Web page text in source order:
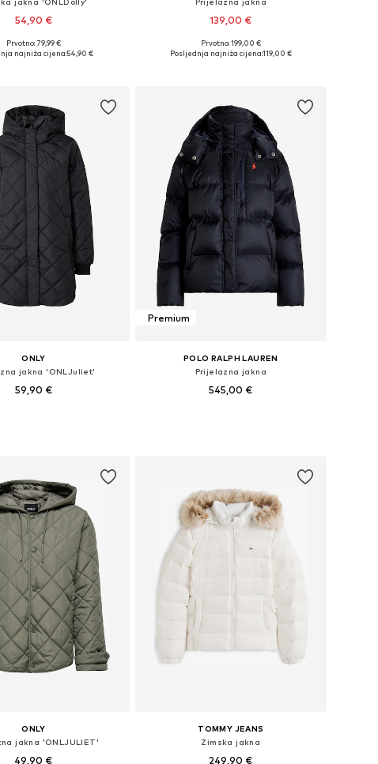
54,90 €
XXS, XS, S, M, L, XL
Prvotno: 79,99 €
najniža cijena:54,90 €
139,00 €
Dostupno u više veličina
Prvotno: 199,00 €
Posljednja najniža cijena:119,00 €
ONLY
jakna 'ONLJuliet'
59,90 €
Premium
POLO RALPH LAUREN
Prijelazna jakna
545,00 €
ONLY
jakna 'ONLJULIET'
49,90 €
TOMMY JEANS
Zimska jakna
249,90 €